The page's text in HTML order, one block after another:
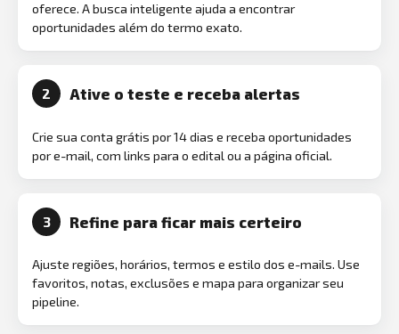
oferece. A busca inteligente ajuda a encontrar
oportunidades além do termo exato.
2 Ative o teste e receba alertas
Crie sua conta grátis por 14 dias e receba oportunidades
por e-mail, com links para o edital ou a página oficial.
3 Refine para ficar mais certeiro
Ajuste regiões, horários, termos e estilo dos e-mails. Use
favoritos, notas, exclusões e mapa para organizar seu
pipeline.